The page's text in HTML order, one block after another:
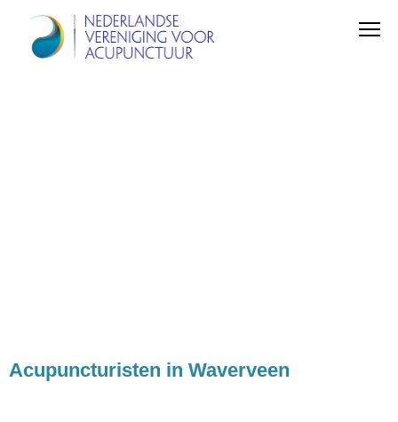
Acupuncturisten in Waverveen